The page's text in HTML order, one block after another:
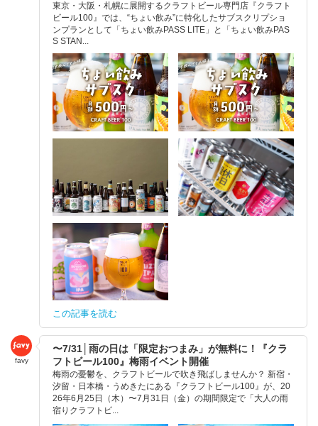
東京・大阪・札幌に展開するクラフトビール専門店『クラフト
ビール100』では、“ちょい飲み”に特化したサブスクリプショ
ンプランとして「ちょい飲みPASS LITE」と「ちょい飲みPAS
S STAN...
この記事を読む
favy
〜7/31│雨の日は「限定おつまみ」が無料に！『クラ
フトビール100』梅雨イベント開催
梅雨の憂鬱を、クラフトビールで吹き飛ばしませんか？ 新宿・
汐留・日本橋・うめきたにある『クラフトビール100』が、20
26年6月25日（木）〜7月31日（金）の期間限定で「大人の雨
宿りクラフトビ...